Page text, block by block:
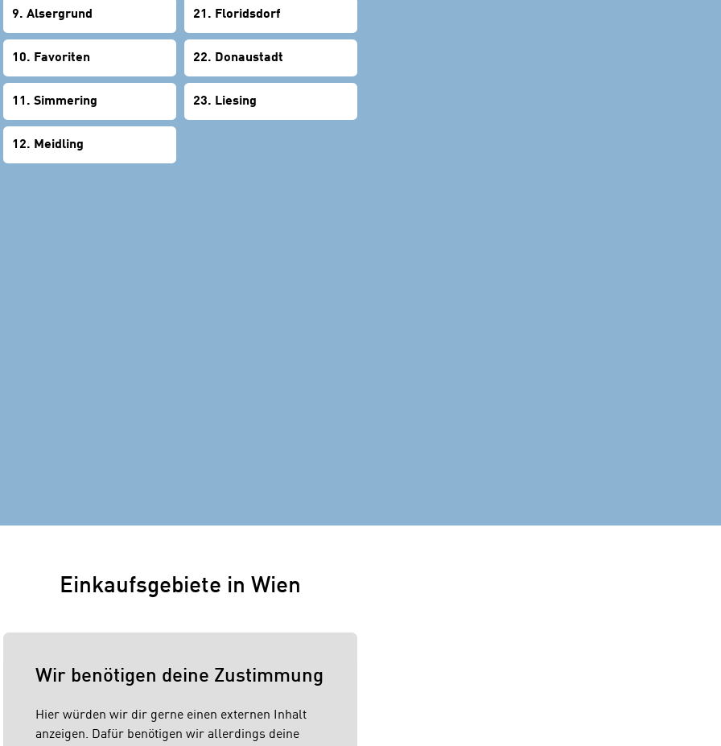
9. Alsergrund
10. Favoriten
11. Simmering
12. Meidling
21. Floridsdorf
22. Donaustadt
23. Liesing
Einkaufsgebiete in Wien
Wir benötigen deine Zustimmung
Hier würden wir dir gerne einen externen Inhalt
anzeigen. Dafür benötigen wir allerdings deine